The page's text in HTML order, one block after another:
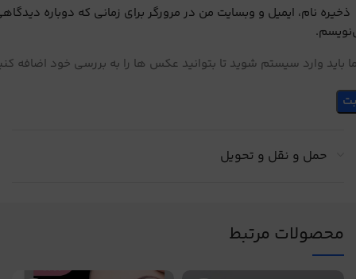
ذخیره نام، ایمیل و وبسایت من در مرورگر برای زمانی که دوباره
باید وارد سیستم شوید تا بتوانید عکس ها را به بررسی خود اضافه
حمل و نقل و تحویل
محصولات مرتبط